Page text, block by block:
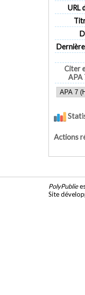
URL
Citer
APA
Actions
PolyPublie
Site